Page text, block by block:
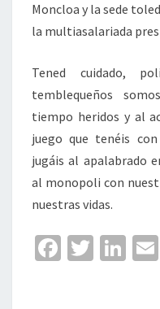
Moncloa y la sede
la multiasalariada
Tened cuidado,
temblequeños
tiempo heridos y al
juego que tenéis
jugáis al apalabrado
al monopoli con
nuestras vidas.
Fa T
Li